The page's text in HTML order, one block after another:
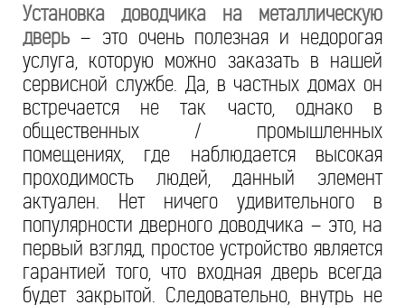
Установка доводчика на металлическую
дверь – это очень полезная и недорогая
услуга, которую можно заказать в нашей
сервисной службе. Да, в частных домах он
встречается не так часто, однако в
общественных / промышленных
помещениях, где наблюдается высокая
проходимость людей, данный элемент
актуален. Нет ничего удивительного в
популярности дверного доводчика – это, на
первый взгляд, простое устройство является
гарантией того, что входная дверь всегда
будет закрытой. Следовательно, внутрь не